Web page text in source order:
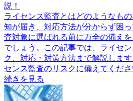
説！
ライセンス監査とはどのようなも
知が届き、対応方法が分からず困
査対象に選ばれる前に万全の備え
でしょう。この記事では、ライセ
ク、対応・対策方法まで解説しま
センス監査のリスクに備えてくださ
続きを見る